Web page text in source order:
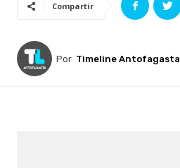
Compartir
Por Timeline Antofagasta